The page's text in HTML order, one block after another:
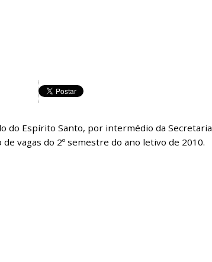
do Espírito Santo, por intermédio da Secretaria
vagas do 2º semestre do ano letivo de 2010.